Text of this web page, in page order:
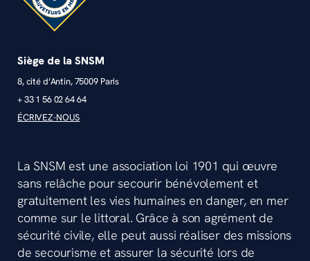
Siège de la SNSM
8, cité d’Antin, 75009 Paris
+ 33 1 56 02 64 64
ÉCRIVEZ-NOUS
La SNSM est une association loi 1901 qui œuvre
sans relâche pour secourir bénévolement et
gratuitement les vies humaines en danger, en mer
comme sur le littoral. Grâce à son agrément de
sécurité civile, elle peut aussi réaliser des missions
de secourisme et assurer la sécurité lors de